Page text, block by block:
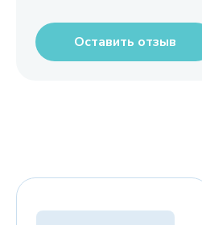
Оставить отзыв